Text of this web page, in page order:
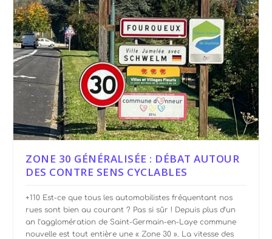
ZONE 30 GÉNÉRALISÉE : DÉBAT AUTOUR
DES CONTRE SENS CYCLABLES
+110 Est-ce que tous les automobilistes fréquentant nos
rues sont bien au courant ? Pas si sûr ! Depuis plus d’un
an l’agglomération de Saint-Germain-en-Laye commune
nouvelle est tout entière une « Zone 30 ». La vitesse des